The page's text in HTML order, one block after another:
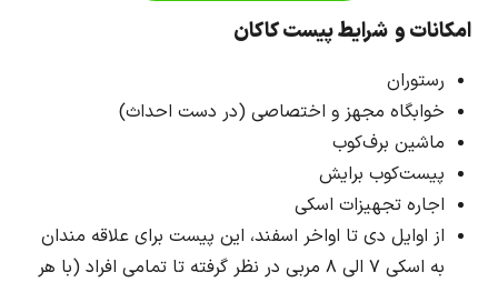
امکانات و شرایط پیست کاکان
رستوران
خوابگاه مجهز و اختصاصی (در دست احداث)
ماشین برف‌کوب
پیست‌کوب برایش
اجاره تجهیزات اسکی
از اوایل دی تا اواخر اسفند، این پیست برای علاقه مندان
به اسکی ۷ الی ۸ مربی در نظر گرفته تا تمامی افراد (با هر